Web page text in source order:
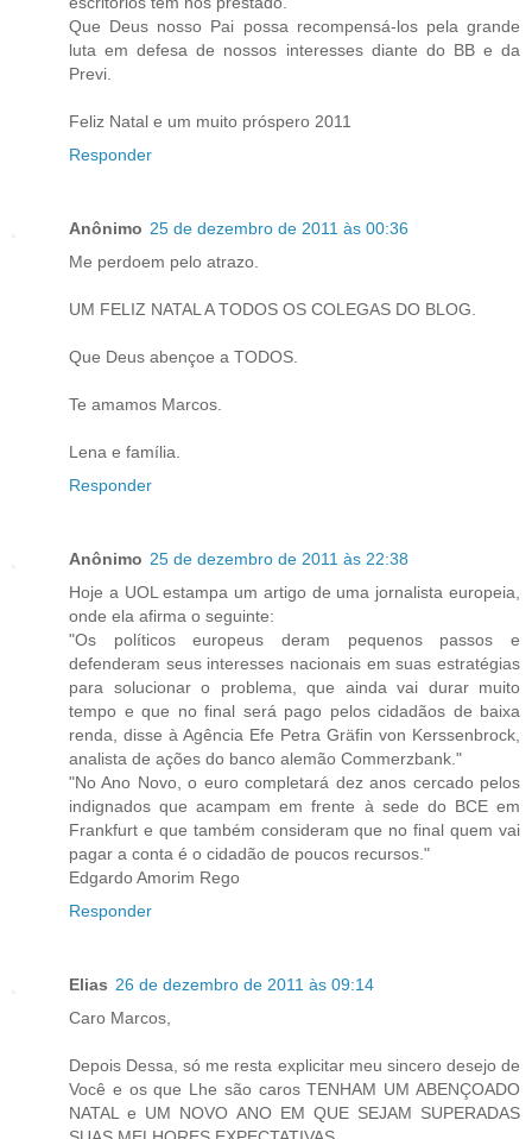
Que Deus nosso Pai possa recompensá-los pela grande
luta em defesa de nossos interesses diante do BB e da
Previ.
Feliz Natal e um muito próspero 2011
Responder
Anônimo 25 de dezembro de 2011 às 00:36
Me perdoem pelo atrazo.
UM FELIZ NATAL A TODOS OS COLEGAS DO BLOG.
Que Deus abençoe a TODOS.
Te amamos Marcos.
Lena e família.
Responder
Anônimo 25 de dezembro de 2011 às 22:38
Hoje a UOL estampa um artigo de uma jornalista europeia,
onde ela afirma o seguinte:
"Os políticos europeus deram pequenos passos e
defenderam seus interesses nacionais em suas estratégias
para solucionar o problema, que ainda vai durar muito
tempo e que no final será pago pelos cidadãos de baixa
renda, disse à Agência Efe Petra Gräfin von Kerssenbrock,
analista de ações do banco alemão Commerzbank."
"No Ano Novo, o euro completará dez anos cercado pelos
indignados que acampam em frente à sede do BCE em
Frankfurt e que também consideram que no final quem vai
pagar a conta é o cidadão de poucos recursos."
Edgardo Amorim Rego
Responder
Elias 26 de dezembro de 2011 às 09:14
Caro Marcos,
Depois Dessa, só me resta explicitar meu sincero desejo de
Você e os que Lhe são caros TENHAM UM ABENÇOADO
NATAL e UM NOVO ANO EM QUE SEJAM SUPERADAS